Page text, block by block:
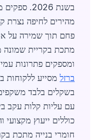
בשנת
מהירים לחיפה נצרת
פחם תוך שמירה על
מתכת בקריית שמונה
ומספקים פתרונות
ברזל מסייע ללקוחות
עם עליות קלות עקב
כוללים ייעוץ
חומרי בנייה מתכת